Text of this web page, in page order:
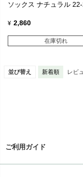
ソックス ナチュラル
¥ 2,860
在庫切れ
並び替え 新着順 レビ
ご利用ガイド